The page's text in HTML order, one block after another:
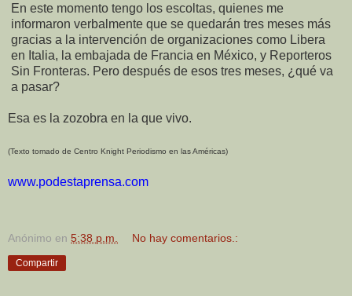
En este momento tengo los escoltas, quienes me
informaron verbalmente que se quedarán tres meses más
gracias a la intervención de organizaciones como Libera
en Italia, la embajada de Francia en México, y Reporteros
Sin Fronteras. Pero después de esos tres meses, ¿qué va
a pasar?
Esa es la zozobra en la que vivo.
(Texto tomado de Centro Knight Periodismo en las Américas)
www.podestaprensa.com
Anónimo en 5:38 p.m. No hay comentarios.:
Compartir